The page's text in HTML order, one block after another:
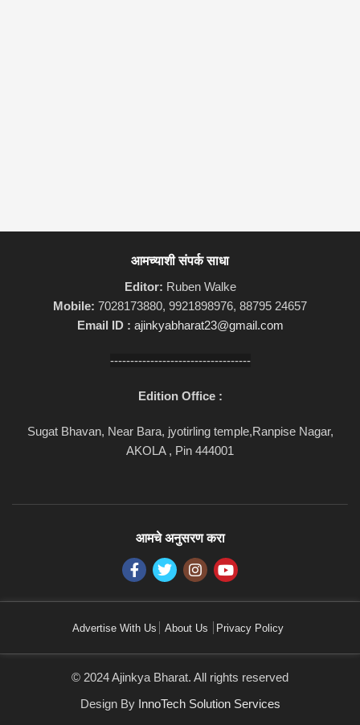
आमच्याशी संपर्क साधा
Editor: Ruben Walke
Mobile: 7028173880, 9921898976, 88795 24657
Email ID : ajinkyabharat23@gmail.com
-----------------------------------
Edition Office :
Sugat Bhavan, Near Bara, jyotirling temple,Ranpise Nagar,
AKOLA , Pin 444001
आमचे अनुसरण करा
Advertise With Us About Us Privacy Policy
© 2024 Ajinkya Bharat. All rights reserved
Design By InnoTech Solution Services